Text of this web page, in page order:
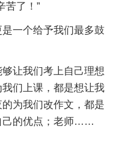
苦了！”
一个给予我们最多鼓
让我们考上自己理想
们上课，都是想让我
为我们改作文，都是
己的优点；老师……